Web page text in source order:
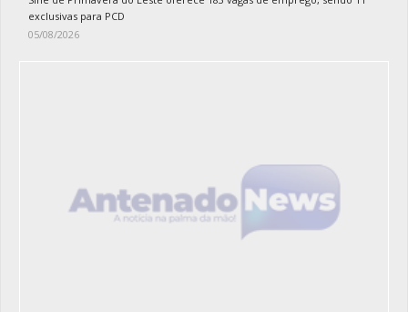
exclusivas para PCD
05/08/2026